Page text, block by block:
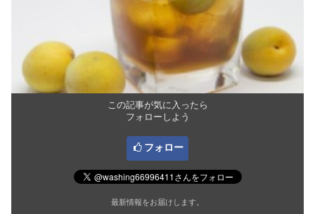
この記事が気に入ったら
フォローしよう
フォロー
最新情報をお届けします。